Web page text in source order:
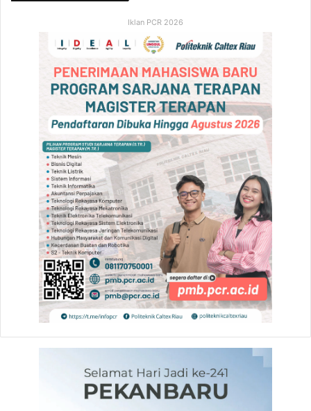
Iklan PCR 2026